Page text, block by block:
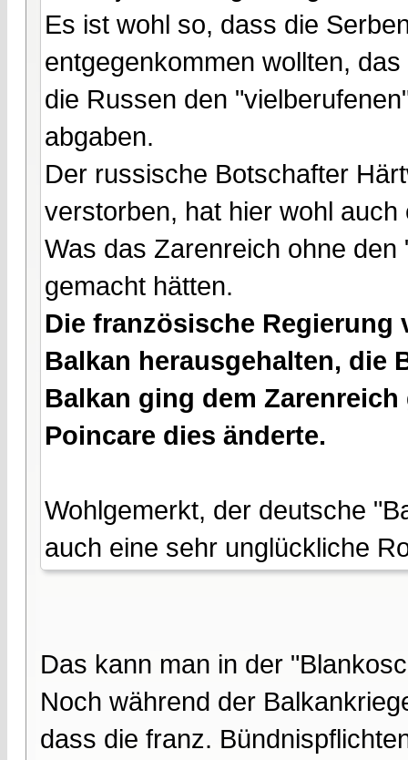
Es ist wohl so, dass die
entgegenkommen wollten,
die Russen den
abgaben.
Der russische Botschafter
verstorben, hat hier wohl
Was das Zarenreich ohne
gemacht hätten.
Die französische
Balkan herausgehalten, die
Balkan ging dem
Poincare dies änderte.
Wohlgemerkt, der deutsche
auch eine sehr unglückliche
Das kann man in der
Noch während der
dass die franz.